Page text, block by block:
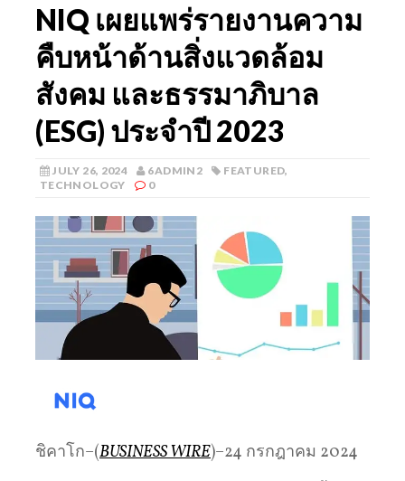
NIQ เผยแพร่รายงานความ
คืบหน้าด้านสิ่งแวดล้อม
สังคม และธรรมาภิบาล
(ESG) ประจำปี 2023
JULY 26, 2024 6ADMIN2 FEATURED,
TECHNOLOGY
0
ชิคาโก–(BUSINESS WIRE)–24 กรกฎาคม 2024